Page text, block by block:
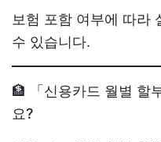
보험 포함 여부에 따라
수 있습니다.
🏦 「신용카드 월별 할
요?